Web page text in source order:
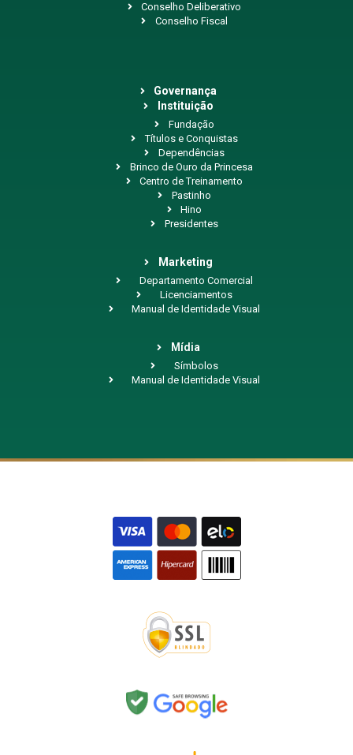
Conselho Deliberativo
Conselho Fiscal
Governança
Instituição
Fundação
Títulos e Conquistas
Dependências
Brinco de Ouro da Princesa
Centro de Treinamento
Pastinho
Hino
Presidentes
Marketing
Departamento Comercial
Licenciamentos
Manual de Identidade Visual
Mídia
Símbolos
Manual de Identidade Visual